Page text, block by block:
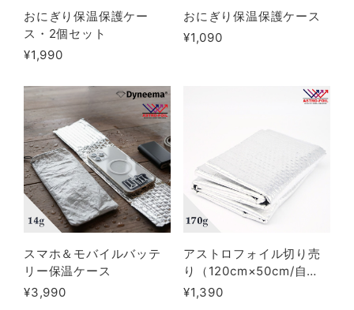
おにぎり保温保護ケー
ス・2個セット
¥1,990
おにぎり保温保護ケース
¥1,090
スマホ＆モバイルバッテ
リー保温ケース
¥3,990
アストロフォイル切り売
り（120cm×50cm/自
作/MYOG/コジー材料/ア
¥1,390